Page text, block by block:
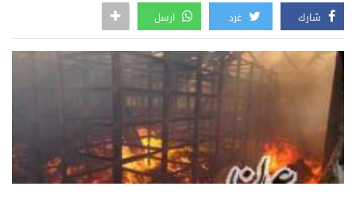
شارك غرد ارسل